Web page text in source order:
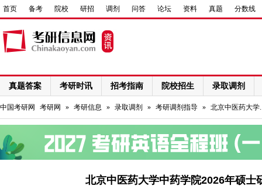
首页 备考 院校 研招 调剂 问答 论坛 资料 真题 分数线
真题答案 考研时讯 招考指南 院校招生 录取调剂
网络课程
中国考研网 考研网 » 考研信息 » 录取调剂 » 考研调剂指导 » 北京中医药大学
北京中医药大学中药学院2026年硕士